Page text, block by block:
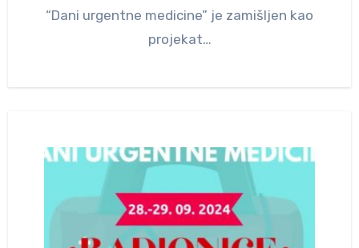
“Dani urgentne medicine” je zamišljen kao
projekat…